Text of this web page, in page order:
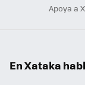
Apoya a
En Xataka